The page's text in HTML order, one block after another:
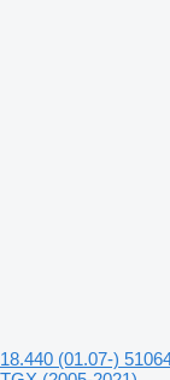
18.440 (01.07-)